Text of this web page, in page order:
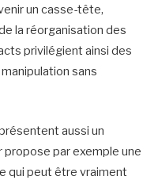
un casse-tête,
la réorganisation des
privilégient ainsi des
sans
aussi un
propose par exemple une
qui peut être vraiment